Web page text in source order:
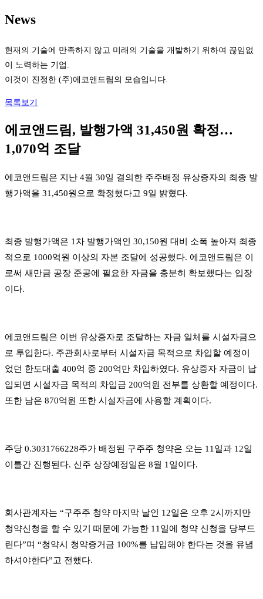
News
현재의 기술에 만족하지 않고 미래의 기술을 개발하기 위하여 끊임없
이 노력하는 기업.
이것이 진정한 (주)에코앤드림의 모습입니다.
목록보기
에코앤드림, 발행가액 31,450원 확정…
1,070억 조달
에코앤드림은 지난 4월 30일 결의한 주주배정 유상증자의 최종 발
행가액을 31,450원으로 확정했다고 9일 밝혔다.
최종 발행가액은 1차 발행가액인 30,150원 대비 소폭 높아져 최종
적으로 1000억원 이상의 자본 조달에 성공했다. 에코앤드림은 이
로써 새만금 공장 준공에 필요한 자금을 충분히 확보했다는 입장
이다.
에코앤드림은 이번 유상증자로 조달하는 자금 일체를 시설자금으
로 투입한다. 주관회사로부터 시설자금 목적으로 차입할 예정이
었던 한도대출 400억 중 200억만 차입하였다. 유상증자 자금이 납
입되면 시설자금 목적의 차입금 200억원 전부를 상환할 예정이다.
또한 남은 870억원 또한 시설자금에 사용할 계획이다.
주당 0.3031766228주가 배정된 구주주 청약은 오는 11일과 12일
이틀간 진행된다. 신주 상장예정일은 8월 1일이다.
회사관계자는 “구주주 청약 마지막 날인 12일은 오후 2시까지만
청약신청을 할 수 있기 때문에 가능한 11일에 청약 신청을 당부드
린다”며 “청약시 청약증거금 100%를 납입해야 한다는 것을 유념
하셔야한다”고 전했다.